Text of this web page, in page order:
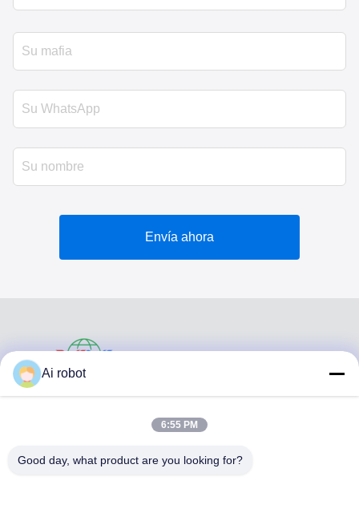
Envía ahora
VIVI DENTAI
Ai robot
6:55 PM
Good day, what product are you looking for?